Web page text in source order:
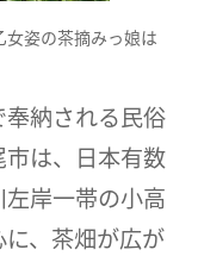
姿の茶摘みっ娘は
納される民俗
は、日本有数
岸一帯の小高
、茶畑が広が